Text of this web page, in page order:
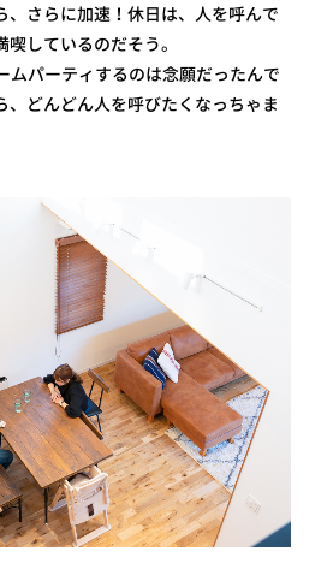
、さらに加速！休日は、人を呼んで
しているのだそう。
ムパーティするのは念願だったんで
、どんどん人を呼びたくなっちゃま